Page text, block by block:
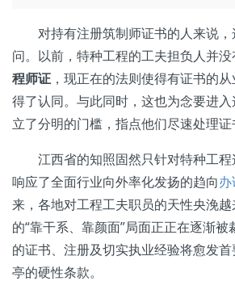
对持有注册筑制师证书的人来说，
问。以前，特种工程的工夫担负人并
程师证 ，现正在的法则使得有证书的
得了认同。与此同时，这也为念要进
立了分明的门槛，指点他们尽速处理证
江西省的知照固然只针对特种工程
响应了全面行业向外率化发扬的趋向
来，各地对工程工夫职员的天性央浼
的“靠干系、靠颜面”局面正正在逐渐
的证书、注册及切实执业经验将愈发
亭的硬性条款。